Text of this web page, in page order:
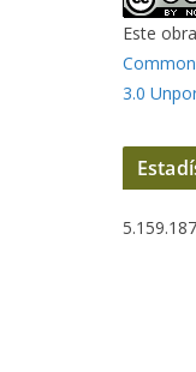
Este
3.0